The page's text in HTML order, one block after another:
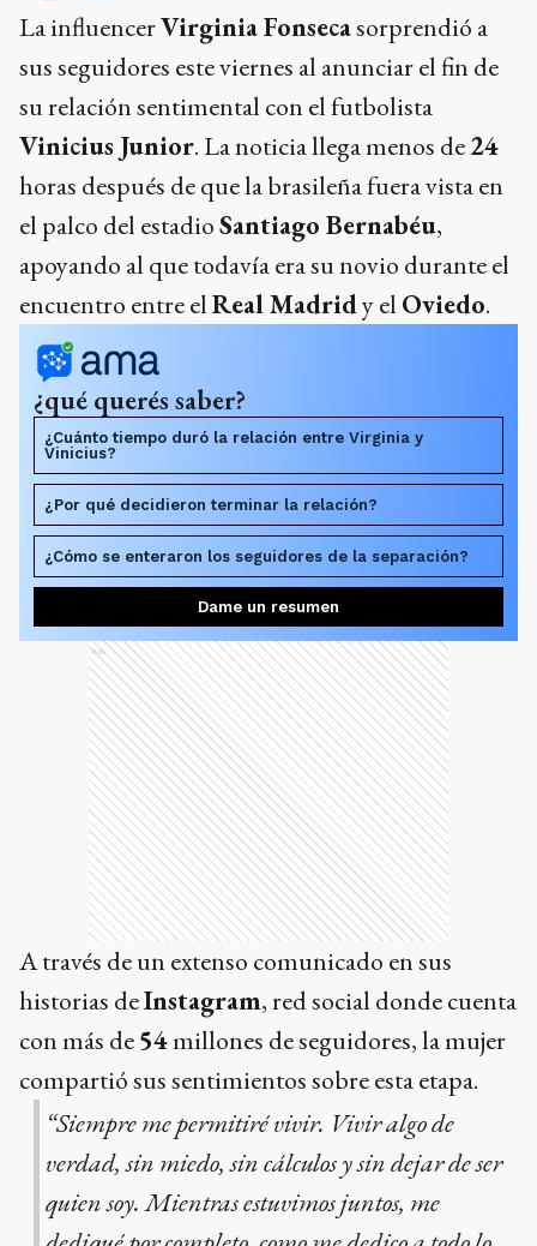
La influencerVirginia Fonsecasorprendió a
sus seguidores este viernes al anunciar el fin de
su relación sentimental con el futbolista
Vinicius Junior. La noticia llega menos de24
horas después de que la brasileña fuera vista en
el palco del estadioSantiago Bernabéu,
apoyando al que todavía era su novio durante el
encuentro entre elReal Madridy el Oviedo.
¿qué querés saber?
¿Cuánto tiempo duró la relación entre Virginia y
Vinicius?
¿Por qué decidieron terminar la relación?
¿Cómo se enteraron los seguidores de la separación?
Dame un resumen
Ads
A través de un extenso comunicado en sus
historias deInstagram, red social donde cuenta
con más de54millones de seguidores, la mujer
compartió sus sentimientos sobre esta etapa.
“Siempre me permitiré vivir. Vivir algo de
verdad, sin miedo, sin cálculos y sin dejar de ser
quien soy. Mientras estuvimos juntos, me